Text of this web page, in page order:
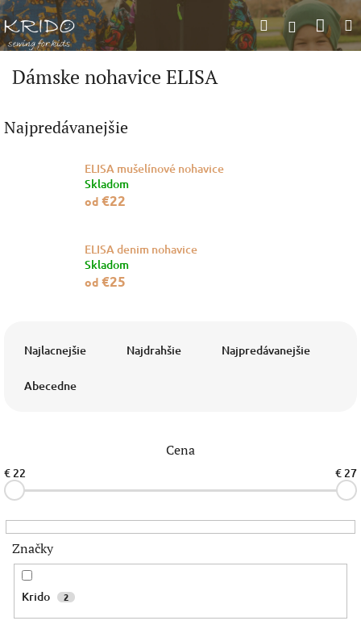
Prejsť
na
obsah
Hľadať
Dámske nohavice ELISA
Najpredávanejšie
ELISA mušelínové nohavice
Skladom
od €22
ELISA denim nohavice
Skladom
od €25
r
o
d
u
Najlacnejšie Najdrahšie Najpredávanejšie
Abecedne
Cena
€22 €27
Značky
Krido 2